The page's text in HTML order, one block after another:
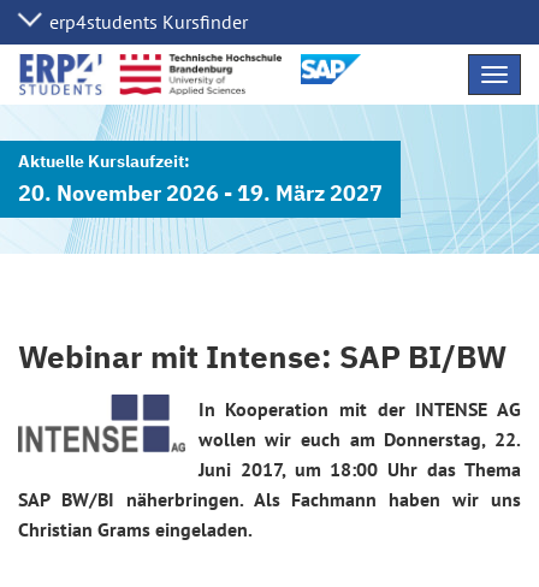
20. November 2026 - 19. März 2027
Webinar mit Intense: SAP BI/BW
In Kooperation mit der INTENSE AG
wollen wir euch am Donnerstag, 22.
Juni 2017, um 18:00 Uhr das Thema
SAP BW/BI näherbringen. Als Fachmann haben wir uns
Christian Grams eingeladen.